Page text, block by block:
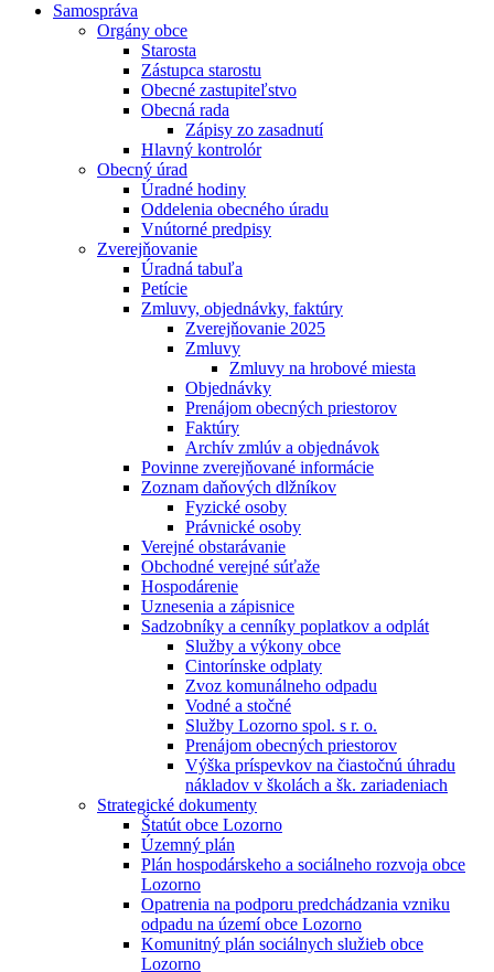
Samospráva
Orgány obce
Starosta
Zástupca starostu
Obecné zastupiteľstvo
Obecná rada
Zápisy zo zasadnutí
Hlavný kontrolór
Obecný úrad
Úradné hodiny
Oddelenia obecného úradu
Vnútorné predpisy
Zverejňovanie
Úradná tabuľa
Petície
Zmluvy, objednávky, faktúry
Zverejňovanie 2025
Zmluvy
Zmluvy na hrobové miesta
Objednávky
Prenájom obecných priestorov
Faktúry
Archív zmlúv a objednávok
Povinne zverejňované informácie
Zoznam daňových dlžníkov
Fyzické osoby
Právnické osoby
Verejné obstarávanie
Obchodné verejné súťaže
Hospodárenie
Uznesenia a zápisnice
Sadzobníky a cenníky poplatkov a odplát
Služby a výkony obce
Cintorínske odplaty
Zvoz komunálneho odpadu
Vodné a stočné
Služby Lozorno spol. s r. o.
Prenájom obecných priestorov
Výška príspevkov na čiastočnú úhradu
nákladov v školách a šk. zariadeniach
Strategické dokumenty
Štatút obce Lozorno
Územný plán
Plán hospodárskeho a sociálneho rozvoja obce
Lozorno
Opatrenia na podporu predchádzania vzniku
odpadu na území obce Lozorno
Komunitný plán sociálnych služieb obce
Lozorno